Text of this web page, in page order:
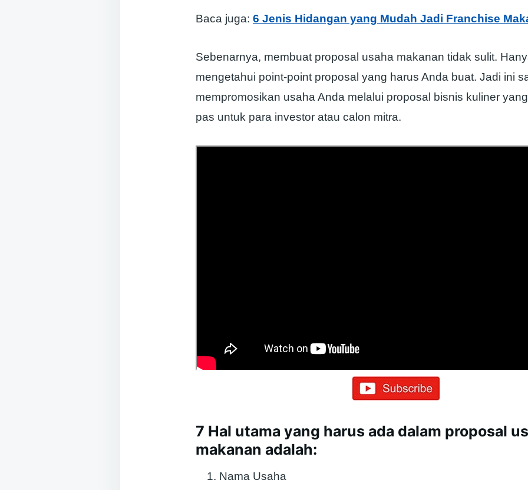
Baca juga: 6 Jenis Hidangan yang Mudah Jadi Franchise
Sebenarnya, membuat proposal usaha makanan tidak sulit.
mengetahui point-point proposal yang harus Anda buat. Jadi ini
mempromosikan usaha Anda melalui proposal bisnis kuliner
pas untuk para investor atau calon mitra.
7 Hal utama yang harus ada dalam proposal
makanan adalah:
Nama Usaha